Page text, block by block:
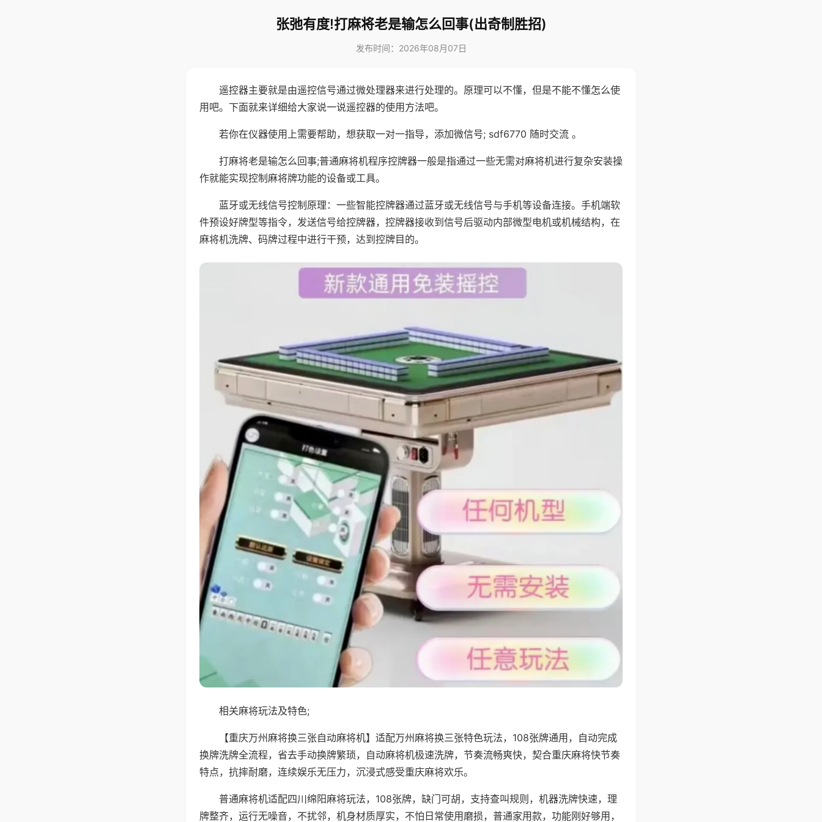
张弛有度!打麻将老是输怎么回事(出奇制胜招)
发布时间：2026年08月07日
遥控器主要就是由遥控信号通过微处理器来进行处理的。原理可以不懂，但是不能不懂怎么使
用吧。下面就来详细给大家说一说遥控器的使用方法吧。
若你在仪器使用上需要帮助，想获取一对一指导，添加微信号; sdf6770 随时交流 。
打麻将老是输怎么回事;普通麻将机程序控牌器一般是指通过一些无需对麻将机进行复杂安装操
作就能实现控制麻将牌功能的设备或工具。
蓝牙或无线信号控制原理：一些智能控牌器通过蓝牙或无线信号与手机等设备连接。手机端软
件预设好牌型等指令，发送信号给控牌器，控牌器接收到信号后驱动内部微型电机或机械结构，在
麻将机洗牌、码牌过程中进行干预，达到控牌目的。
相关麻将玩法及特色;
【重庆万州麻将换三张自动麻将机】适配万州麻将换三张特色玩法，108张牌通用，自动完成
换牌洗牌全流程，省去手动换牌繁琐，自动麻将机极速洗牌，节奏流畅爽快，契合重庆麻将快节奏
特点，抗摔耐磨，连续娱乐无压力，沉浸式感受重庆麻将欢乐。
普通麻将机适配四川绵阳麻将玩法，108张牌，缺门可胡，支持查叫规则，机器洗牌快速，理
牌整齐，运行无噪音，不扰邻，机身材质厚实，不怕日常使用磨损，普通家用款，功能刚好够用，